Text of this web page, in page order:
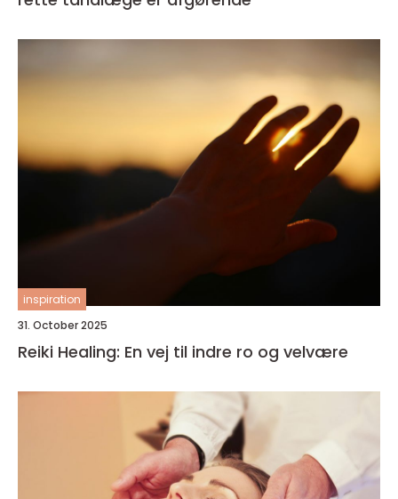
inspiration
31. October 2025
Reiki Healing: En vej til indre ro og velvære